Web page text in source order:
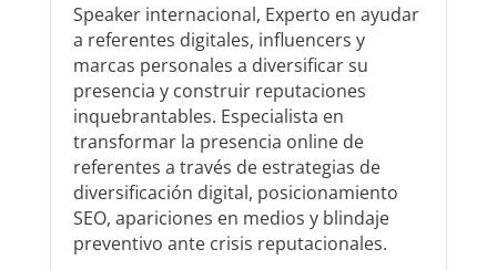
Speaker internacional, Experto en ayudar
a referentes digitales, influencers y
marcas personales a diversificar su
presencia y construir reputaciones
inquebrantables. Especialista en
transformar la presencia online de
referentes a través de estrategias de
diversificación digital, posicionamiento
SEO, apariciones en medios y blindaje
preventivo ante crisis reputacionales.